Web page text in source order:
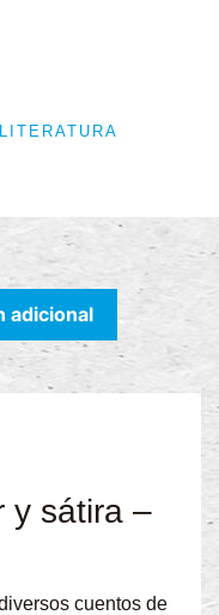
adicional
y sátira –
cuentos de